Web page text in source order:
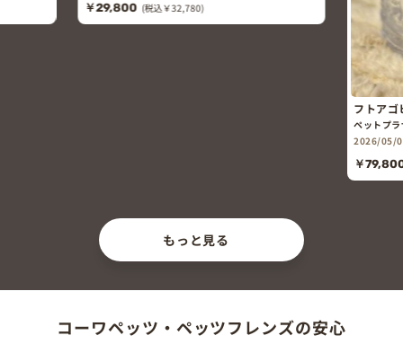
(税込￥32,780)
フトアゴヒゲトカゲ
ペットプラザ鎌倉大船店
2026/05/01頃 生まれ
(税込￥87,780)
もっと見る
コーワペッツ・ペッツフレンズの安心